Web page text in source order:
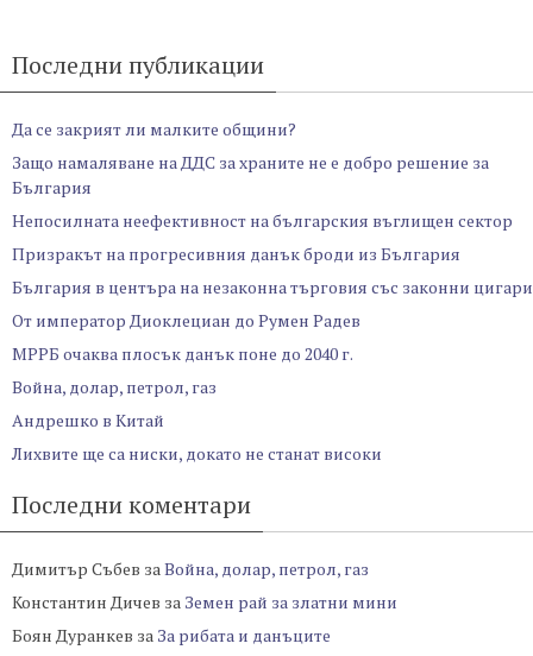
Последни публикации
Да се закрият ли малките общини?
Защо намаляване на ДДС за храните не е добро решение за
България
Непосилната неефективност на българския въглищен сектор
Призракът на прогресивния данък броди из България
България в центъра на незаконна търговия със законни цигари
От император Диоклециан до Румен Радев
МРРБ очаква плосък данък поне до 2040 г.
Война, долар, петрол, газ
Андрешко в Китай
Лихвите ще са ниски, докато не станат високи
Последни коментари
Димитър Събев заВойна, долар, петрол, газ
Константин Дичев за Земен рай за златни мини
Боян Дуранкев за За рибата и данъците